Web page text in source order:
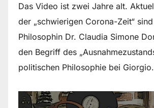
Das Video ist zwei Jahre alt.
der „schwierigen Corona-Zeit“
Philosophin Dr. Claudia Simone
den Begriff des
politischen Philosophie bei